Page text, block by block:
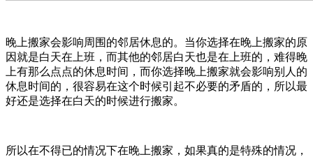
晚上搬家会影响周围的邻居休息的。当你选择在晚上搬家的原
因就是白天在上班，而其他的邻居白天也是在上班的，难得晚
上有那么点点的休息时间，而你选择晚上搬家就会影响别人的
休息时间的，很容易在这个时候引起不必要的矛盾的，所以最
好还是选择在白天的时候进行搬家。
所以在不得已的情况下在晚上搬家，如果真的是特殊的情况，